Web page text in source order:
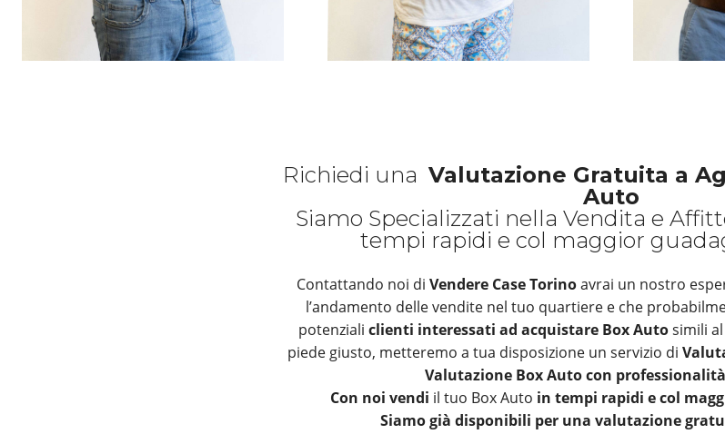
Richiedi una Valutazione Gratuita a
Auto
Siamo Specializzati nella Vendita e
tempi rapidi e col maggior
Contattando noi di Vendere Case Torinoavrai un nostro
l’andamento delle vendite nel tuo quartiere e che
potenziali clienti interessati ad acquistare Box Autosimili al
piede giusto, metteremo a tua disposizione un servizio di
Valutazione Box Auto con
Con noi vendi il tuo Box Auto in tempi rapidi e col
Siamo già disponibili per una valutazione